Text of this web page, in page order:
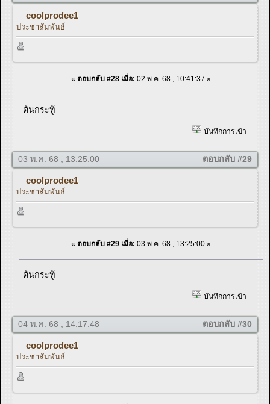
coolprodee1
ประชาสัมพันธ์
« ตอบกลับ #28 เมื่อ: 02 พ.ค. 68 , 10:41:37 »
ดันกระทู้
บันทึกการเข้า
03 พ.ค. 68 , 13:25:00 ตอบกลับ #29
coolprodee1
ประชาสัมพันธ์
« ตอบกลับ #29 เมื่อ: 03 พ.ค. 68 , 13:25:00 »
ดันกระทู้
บันทึกการเข้า
04 พ.ค. 68 , 14:17:48 ตอบกลับ #30
coolprodee1
ประชาสัมพันธ์